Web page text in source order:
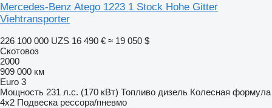
Mercedes-Benz Atego 1223 1 Stock Hohe Gitter
Viehtransporter
226 100 000 UZS 16 490 € ≈ 19 050 $
Скотовоз
2000
909 000 км
Euro 3
Мощность 231 л.с. (170 кВт) Топливо дизель Колесная формула
4x2 Подвеска рессора/пневмо